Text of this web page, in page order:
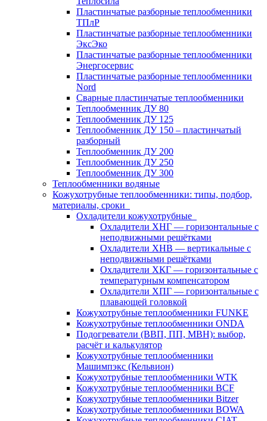
Пластинчатые разборные теплообменники
ТПлР
Пластинчатые разборные теплообменники
ЭксЭко
Пластинчатые разборные теплообменники
Энергосервис
Пластинчатые разборные теплообменники
Nord
Сварные пластинчатые теплообменники
Теплообменник ДУ 80
Теплообменник ДУ 125
Теплообменник ДУ 150 – пластинчатый
разборный
Теплообменник ДУ 200
Теплообменник ДУ 250
Теплообменник ДУ 300
Теплообменники водяные
Кожухотрубные теплообменники: типы, подбор,
материалы, сроки
Охладители кожухотрубные
Охладители ХНГ — горизонтальные с
неподвижными решётками
Охладители ХНВ — вертикальные с
неподвижными решётками
Охладители ХКГ — горизонтальные с
температурным компенсатором
Охладители ХПГ — горизонтальные с
плавающей головкой
Кожухотрубные теплообменники FUNKE
Кожухотрубные теплообменники ONDA
Подогреватели (ВВП, ПП, МВН): выбор,
расчёт и калькулятор
Кожухотрубные теплообменники
Машимпэкс (Кельвион)
Кожухотрубные теплообменники WTK
Кожухотрубные теплообменники BCF
Кожухотрубные теплообменники Bitzer
Кожухотрубные теплообменники BOWA